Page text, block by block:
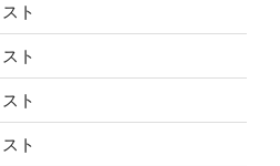
ト
ト
ト
ト